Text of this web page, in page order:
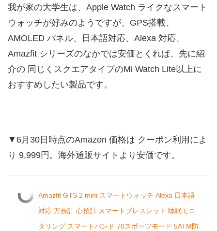
我が家の大学生は、Apple Watch ライクなスマート
ウォッチが好みのようですが、GPS搭載、
AMOLED パネル、日本語対応、Alexa 対応、
Amazfit シリーズのなかでは安価とくれば、先に紹
介の 同じくスクエアタイプのMi Watch Lite以上に
おすすめしたい製品です。
▼6月30日時点のAmazon 価格は クーポン利用によ
り 9,999円。海外通販サイトより安価です。
Amazfit GTS 2 mini スマートウォッチ Alexa 日本語
対応 万歩計 心拍計 スマートブレスレット 睡眠モニ
タリング スマートバンド 70スポーツモード 5ATM防